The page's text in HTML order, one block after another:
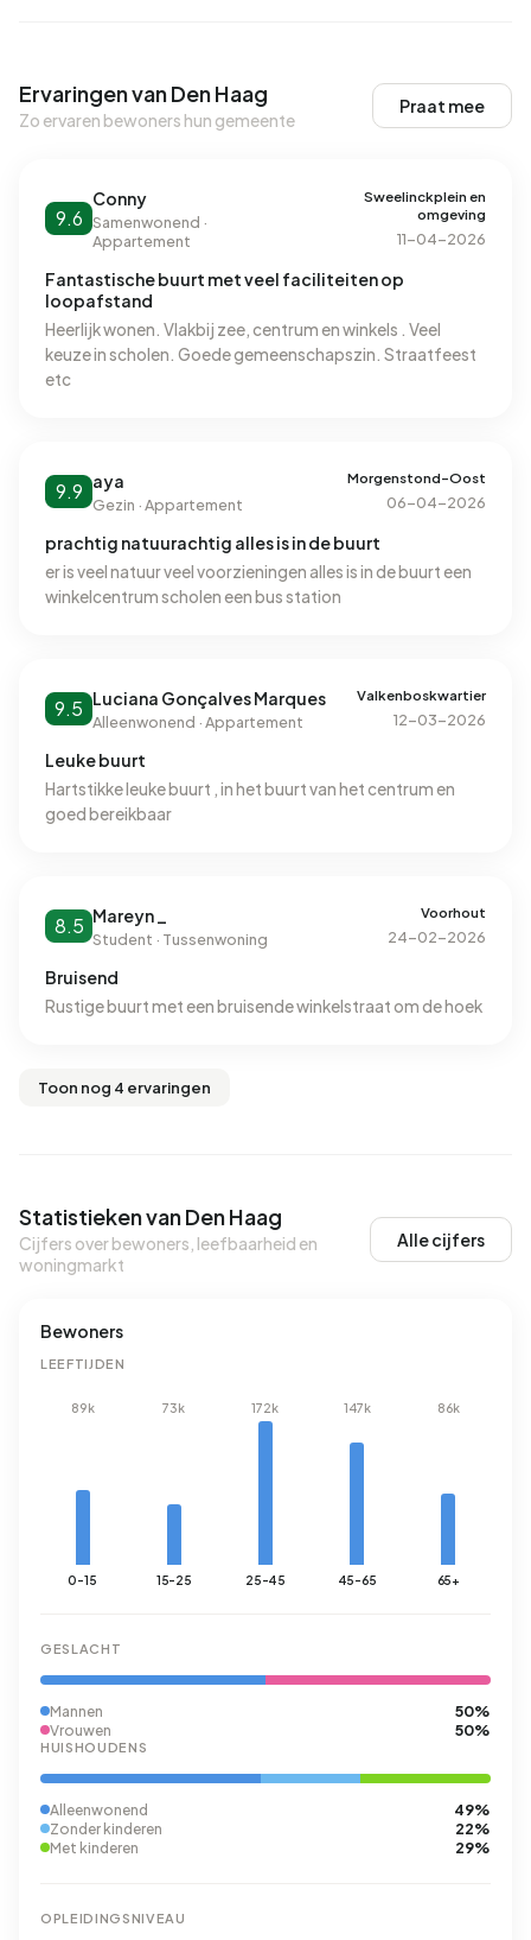
Ervaringen van Den Haag
Zo ervaren bewoners hun gemeente
Praat mee
9.6
Conny
Samenwonend ·
Appartement
Sweelinckplein en
omgeving
11-04-2026
Fantastische buurt met veel faciliteiten op
loopafstand
Heerlijk wonen. Vlakbij zee, centrum en winkels . Veel
keuze in scholen. Goede gemeenschapszin. Straatfeest
etc
9.9 aya
Gezin · Appartement
Morgenstond-Oost
06-04-2026
prachtig natuurachtig alles is in de buurt
er is veel natuur veel voorzieningen alles is in de buurt een
winkelcentrum scholen een bus station
9.5 Luciana Gonçalves Marques
Alleenwonend · Appartement
Valkenboskwartier
12-03-2026
Leuke buurt
Hartstikke leuke buurt , in het buurt van het centrum en
goed bereikbaar
8.5 Mareyn _
Student · Tussenwoning
Voorhout
24-02-2026
Bruisend
Rustige buurt met een bruisende winkelstraat om de hoek
Toon nog 4 ervaringen
Statistieken van Den Haag
Cijfers over bewoners, leefbaarheid en
woningmarkt
Alle cijfers
Bewoners
LEEFTIJDEN
89k
0-15
73k
15-25
172k
25-45
147k
45-65
86k
65+
GESLACHT
Mannen 50%
Vrouwen 50%
HUISHOUDENS
Alleenwonend 49%
Zonder kinderen 22%
Met kinderen 29%
OPLEIDINGSNIVEAU